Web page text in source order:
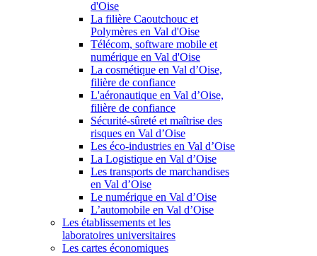
d'Oise
La filière Caoutchouc et
Polymères en Val d'Oise
Télécom, software mobile et
numérique en Val d'Oise
La cosmétique en Val d’Oise,
filière de confiance
L'aéronautique en Val d’Oise,
filière de confiance
Sécurité-sûreté et maîtrise des
risques en Val d’Oise
Les éco-industries en Val d’Oise
La Logistique en Val d’Oise
Les transports de marchandises
en Val d’Oise
Le numérique en Val d’Oise
L’automobile en Val d’Oise
Les établissements et les
laboratoires universitaires
Les cartes économiques